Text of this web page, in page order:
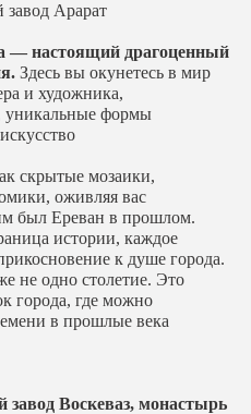
Арарат
— настоящий драгоценный
Здесь вы окунетесь в мир
и художника,
уникальные формы
скрытые мозаики,
оживляя вас
был Ереван в прошлом.
истории, каждое
к душе города.
не одно столетие. Это
города, где можно
в прошлые века
Воскеваз, монастырь